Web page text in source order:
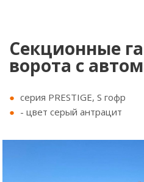
Секционные
ворота с
серия PRESTIGE, S гофр
- цвет серый антрацит